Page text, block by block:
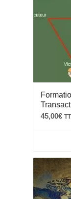
45,00€